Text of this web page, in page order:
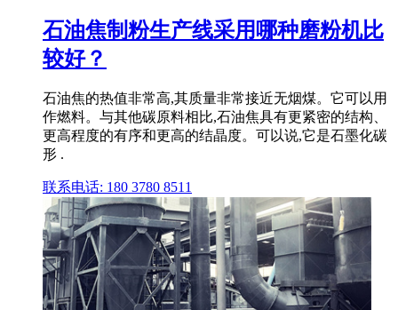
石油焦制粉生产线采用哪种磨粉机比
较好？
石油焦的热值非常高,其质量非常接近无烟煤。它可以用
作燃料。与其他碳原料相比,石油焦具有更紧密的结构、
更高程度的有序和更高的结晶度。可以说,它是石墨化碳
形 .
联系电话: 180 3780 8511